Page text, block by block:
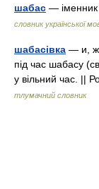
шабас —
словник української
шабасівка — и,
під час шабасу
у вільний час. ||
тлумачний словник